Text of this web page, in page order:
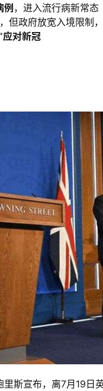
例，进入流行病新常态
但政府放宽入境限制
应对新冠
宣布，离7月19日英